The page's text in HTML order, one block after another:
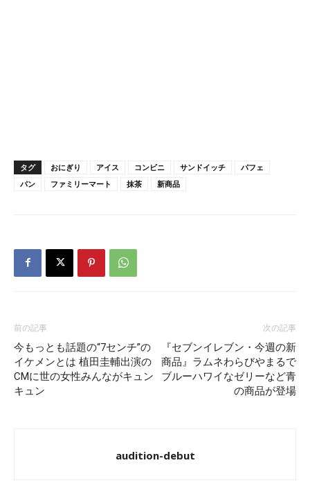
タグ おにぎり アイス コンビニ サンドイッチ
パフェ
パン
ファミリーマート 抹茶 新商品
前の記事
今もっとも話題の“7センチ”の
イケメンとは 植田圭輔出演の
CMに世の女性みんながキュン
キュン
次の記事
『セブンイレブン・今週の新
商品』ラムネわらびやまるで
ブルーハワイなゼリーなど青
の商品が登場
audition-debut